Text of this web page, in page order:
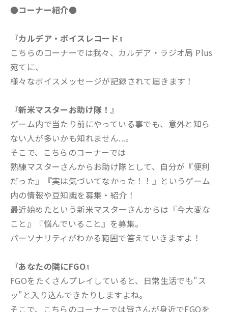
●コーナー紹介●
『カルデア・ボイスレコード』
こちらのコーナーでは我々、カルデア・ラジオ局 Plus
宛てに、
様々なボイスメッセージが記録されて届きます！
『新米マスターお助け隊！』
ゲーム内で当たり前にやっている事でも、意外と知ら
ない人が多いかも知れません...。
そこで、こちらのコーナーでは
熟練マスターさんからお助け隊として、自分が『便利
だった』『実は気づいてなかった！！』というゲーム
内の情報や豆知識を募集・紹介！
最近始めたという新米マスターさんからは『今大変な
こと』『悩んでいること』を募集。
パーソナリティがわかる範囲で答えていきますよ！
『あなたの隣にFGO』
FGOをたくさんプレイしていると、日常生活でも"ス
ッ"と入り込んできたりしますよね。
そこで、こちらのコーナーでは皆さんが身近でFGOを